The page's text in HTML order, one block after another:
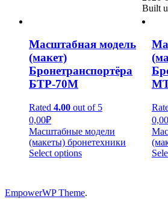
Масштабная модель
(макет)
Бронетранспортёра
БТР-70М
Rated 4.00 out of 5
0,00₽
Масштабные модели
(макеты) бронетехники
Select options
0,00
Built
EmpowerWP Theme.